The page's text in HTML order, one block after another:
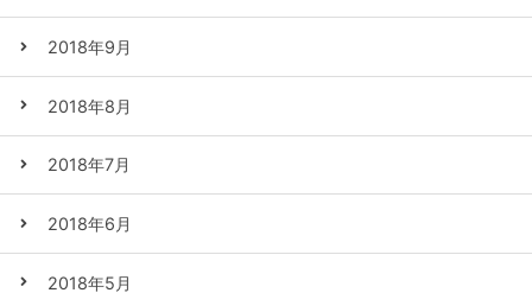
2018年9月
2018年8月
2018年7月
2018年6月
2018年5月